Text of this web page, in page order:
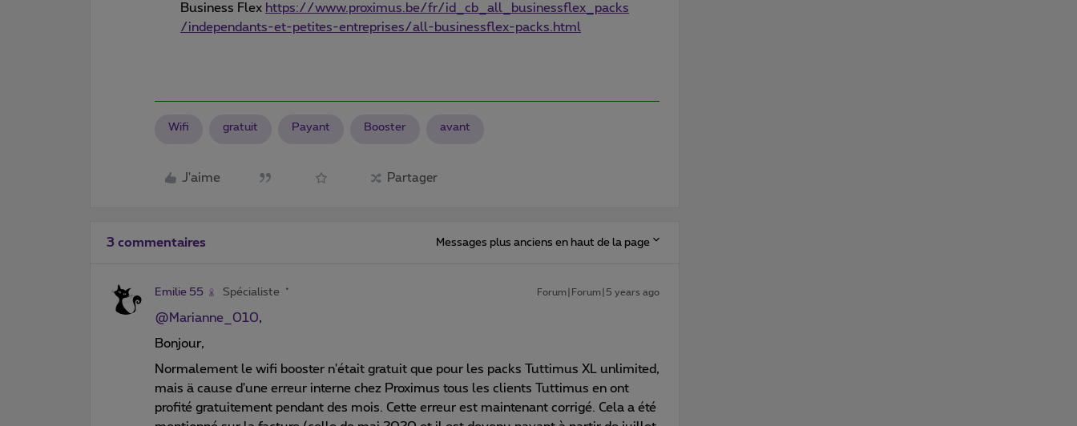
Business Flex https://www.proximus.be/fr/id_cb_all_businessflex_packs
/independants-et-petites-entreprises/all-businessflex-packs.html
Wifi gratuit Payant Booster avant
J'aime Partager
3 commentaires Messages plus anciens en haut de la page
Emilie 55 Spécialiste Forum|Forum|5 years ago
@Marianne_010,
Bonjour,
Normalement le wifi booster n'était gratuit que pour les packs Tuttimus XL unlimited,
mais ä cause d'une erreur interne chez Proximus tous les clients Tuttimus en ont
profité gratuitement pendant des mois. Cette erreur est maintenant corrigé. Cela a été